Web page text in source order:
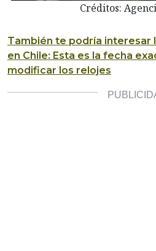
Créditos:
También te podría interesar
en Chile: Esta es la fecha
modificar los relojes